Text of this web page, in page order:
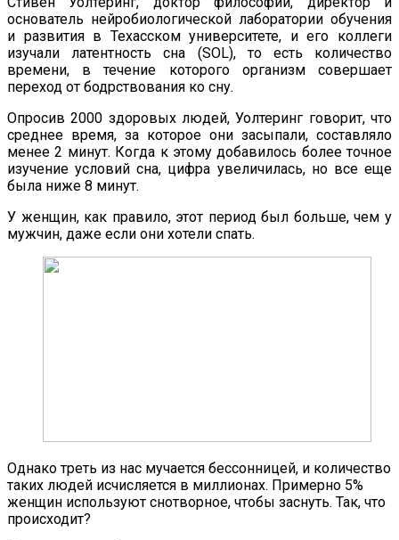
основатель нейробиологической лаборатории обучения
и развития в Техасском университете, и его коллеги
изучали латентность сна (SOL), то есть количество
времени, в течение которого организм совершает
переход от бодрствования ко сну.
Опросив 2000 здоровых людей, Уолтеринг говорит, что
среднее время, за которое они засыпали, составляло
менее 2 минут. Когда к этому добавилось более точное
изучение условий сна, цифра увеличилась, но все еще
была ниже 8 минут.
У женщин, как правило, этот период был больше, чем у
мужчин, даже если они хотели спать.
Однако треть из нас мучается бессонницей, и количество
таких людей исчисляется в миллионах. Примерно 5%
женщин используют снотворное, чтобы заснуть. Так, что
происходит?